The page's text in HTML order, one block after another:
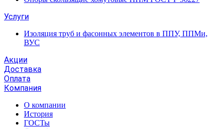
Услуги
Изоляция труб и фасонных элементов в ППУ, ППМи,
ВУС
Акции
Доставка
Оплата
Компания
О компании
История
ГОСТы